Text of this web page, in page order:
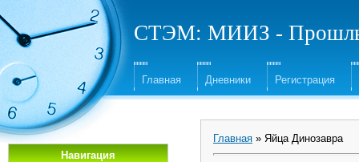
СТЭМ: МИИЗ -
Главная Дневники Регистрация
Навигация
Главная » Яйца Динозавра